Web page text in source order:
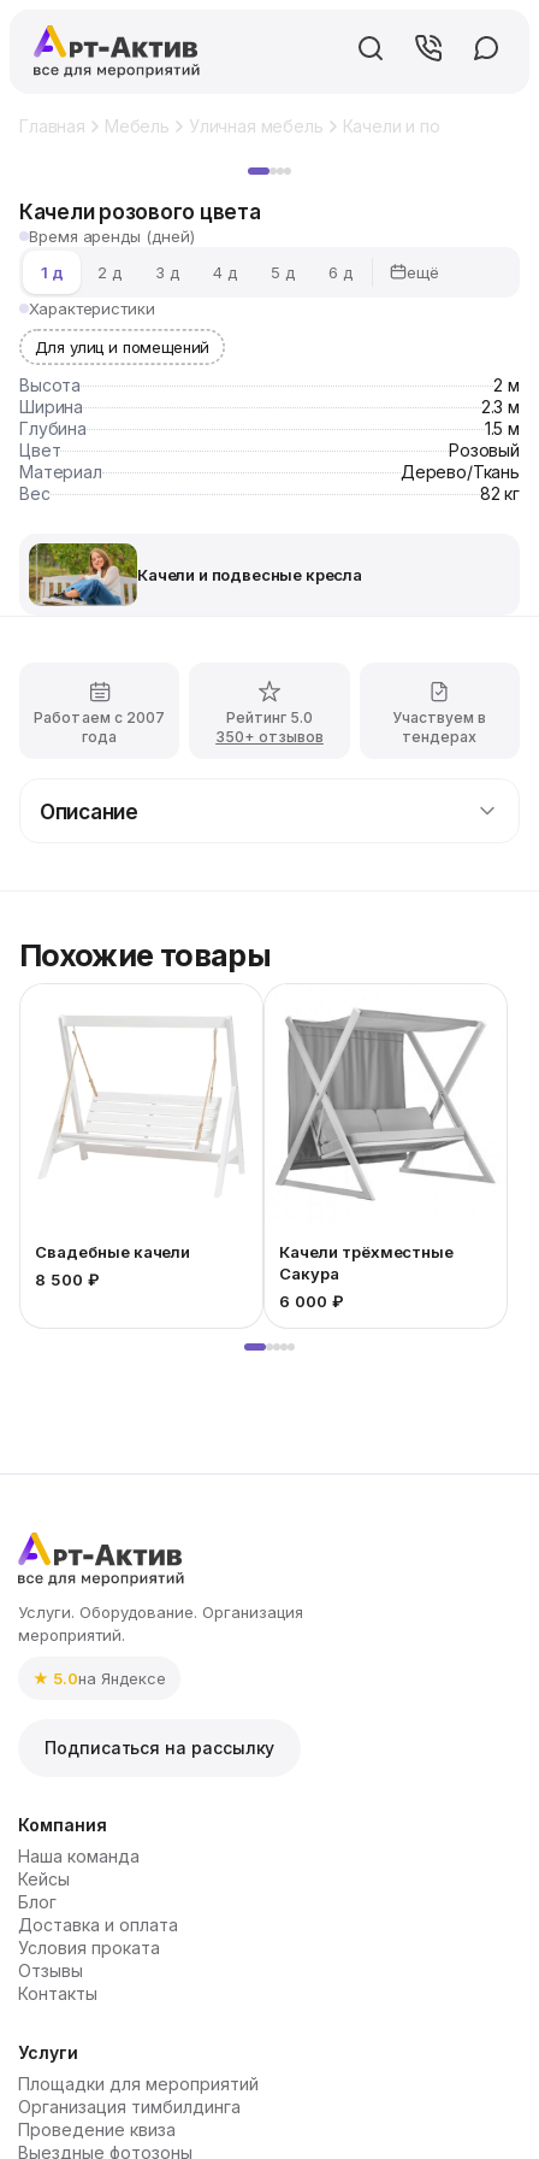
Главная Мебель Уличная мебель Качели и подвесные
Качели розового цвета
Время аренды (дней)
1 д
2 д 3 д 4 д 5 д 6 д
ещё
Характеристики
Для улиц и помещений
Высота
2 м
Ширина
2.3 м
Глубина
1.5 м
Цвет
Розовый
Материал
Дерево/Ткань
Вес
82 кг
Качели и подвесные кресла
Работаем с 2007
года
Рейтинг 5.0
350+ отзывов
Участвуем в
тендерах
Описание
романтики! Уличные качели изготовлены из
высококачественного древесного материала и
окрашенного в светлый цвет. Нетребовательные в
уходе качели точно должны быть на Вашем выездном
мероприятии, они идеально дополнят зону отдыха и
станут нежнейшим декором, который точно обратит
на себя внимание!
Похожие товары
Свадебные качели
8 500 ₽
Качели трёхместные
Сакура
6 000 ₽
Услуги. Оборудование. Организация
мероприятий.
★ 5.0на Яндексе
Подписаться на рассылку
Компания
Наша команда
Кейсы
Блог
Доставка и оплата
Условия проката
Отзывы
Контакты
Услуги
Площадки для мероприятий
Организация тимбилдинга
Проведение квиза
Выездные фотозоны